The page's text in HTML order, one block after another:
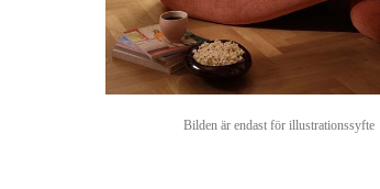
Bilden är endast för illustrationssyfte